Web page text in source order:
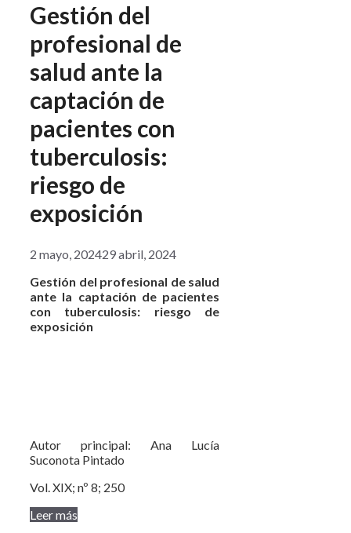
Gestión del
profesional de
salud ante la
captación de
pacientes con
tuberculosis:
riesgo de
exposición
2 mayo, 202429 abril, 2024
Gestión del profesional de salud
ante la captación de pacientes
con tuberculosis: riesgo de
exposición
Autor principal: Ana Lucía
Suconota Pintado
Vol. XIX; nº 8; 250
Leer más